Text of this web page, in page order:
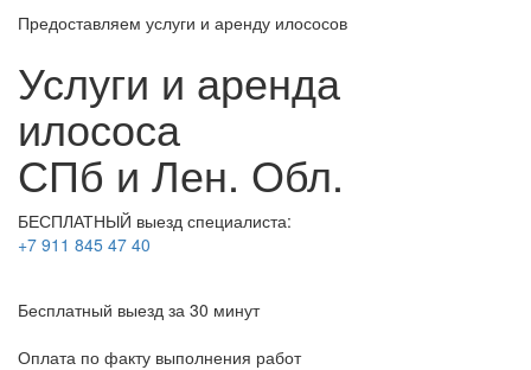
Предоставляем услуги и аренду илососов
Услуги и аренда
илососа
СПб и Лен. Обл.
БЕСПЛАТНЫЙ выезд специалиста:
+7 911 845 47 40
Бесплатный выезд за 30 минут
Оплата по факту выполнения работ